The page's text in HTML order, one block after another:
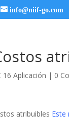
info@niif-go.com
16 Aplicación | 0
atribuibles Este